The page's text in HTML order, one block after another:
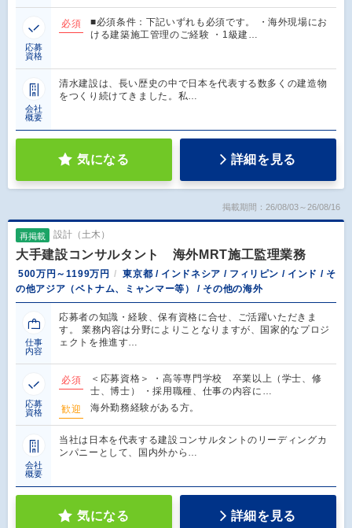
応募
資格
必須
■必須条件：下記いずれも必須です。 ・海外現場にお
ける建築施工管理のご経験 ・1級建…
会社
概要
清水建設は、長い歴史の中で日本を代表する数多くの建造物
をつくり続けてきました。私…
気になる 詳細を見る
掲載期間：26/08/03～26/08/16
再掲載 設計（土木）
大手建設コンサルタント 海外MRT施工監理業務
500万円～1199万円
東京都 / インドネシア / フィリピン / インド / そ
の他アジア（ベトナム、ミャンマー等） / その他の海外
仕事
内容
応募者の知識・経験、保有資格に合せ、ご活躍いただきま
す。 業務内容は分野によりことなりますが、国家的なプロジ
ェクトを推進す…
応募
資格
必須
＜応募資格＞ ・高等専門学校 卒業以上（学士、修
士、博士） ・採用職種、仕事の内容に…
歓迎
海外勤務経験がある方。
会社
概要
当社は日本を代表する建設コンサルタントのリーディングカ
ンパニーとして、国内外から…
気になる 詳細を見る